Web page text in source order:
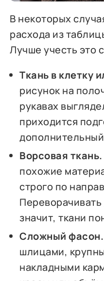
В некоторых
расхода из
Лучше учесть это
Ткань в клетку
рисунок на
рукавах
приходится
Ворсовая ткань.
похожие
строго по
значит, ткани
Сложный фасон.
шлицами,
накладными